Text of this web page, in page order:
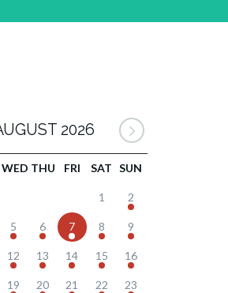
2026
WED THU FRI SAT SUN
1 2
5 6 7 8 9
12 13 14 15 16
19 20 21 22 23